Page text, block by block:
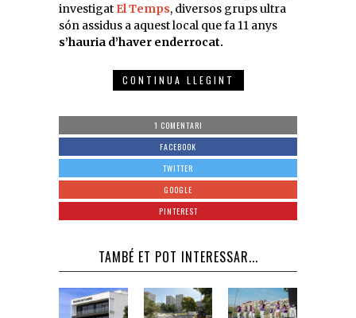
investigat El Temps, diversos grups ultra
són assidus a aquest local que fa 11 anys
s’hauria d’haver enderrocat.
CONTINUA LLEGINT
1 COMENTARI
FACEBOOK
TWITTER
GOOGLE
PINTEREST
TAMBÉ ET POT INTERESSAR...